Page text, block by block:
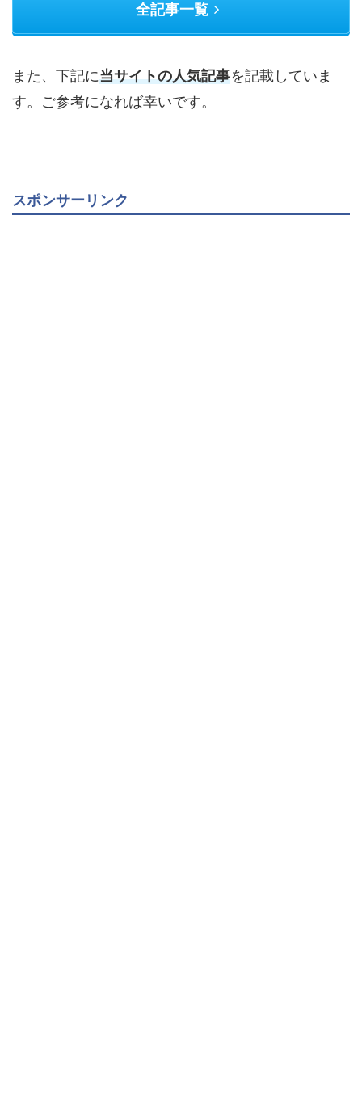
全記事一覧
また、下記に当サイトの人気記事を記載していま
す。ご参考になれば幸いです。
スポンサーリンク